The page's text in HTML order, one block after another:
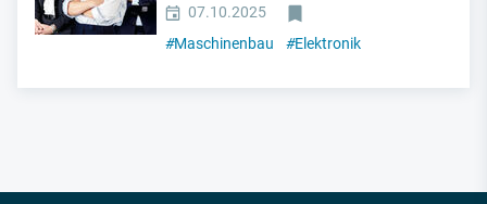
07.10.2025
#Maschinenbau #Elektronik